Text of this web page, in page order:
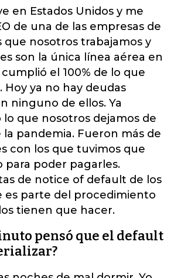
en Estados Unidos y me
de una de las empresas de
que nosotros trabajamos y
son la única línea aérea en
el 100% de lo que
Hoy ya no hay deudas
ninguno de ellos. Ya
que nosotros dejamos de
pandemia. Fueron más de
con los que tuvimos que
para poder pagarles.
de notice of default de los
es parte del procedimiento
tienen que hacer.
pensó que el default